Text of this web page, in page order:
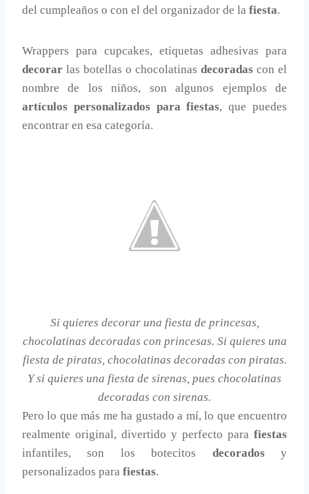
del cumpleaños o con el del organizador de la fiesta.
Wrappers para cupcakes, etiquetas adhesivas para
decorar las botellas o chocolatinas decoradas con el
nombre de los niños, son algunos ejemplos de
artículos personalizados para fiestas, que puedes
encontrar en esa categoría.
Si quieres decorar una fiesta de princesas,
chocolatinas decoradas con princesas. Si quieres una
fiesta de piratas, chocolatinas decoradas con piratas.
Y si quieres una fiesta de sirenas, pues chocolatinas
decoradas con sirenas.
Pero lo que más me ha gustado a mí, lo que encuentro
realmente original, divertido y perfecto para fiestas
infantiles, son los botecitos decoradosy
personalizados para fiestas.